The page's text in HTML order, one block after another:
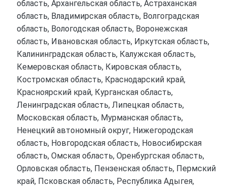
область, Архангельская область, Астраханская
область, Владимирская область, Волгоградская
область, Вологодская область, Воронежская
область, Ивановская область, Иркутская область,
Калининградская область, Калужская область,
Кемеровская область, Кировская область,
Костромская область, Краснодарский край,
Красноярский край, Курганская область,
Ленинградская область, Липецкая область,
Московская область, Мурманская область,
Ненецкий автономный округ, Нижегородская
область, Новгородская область, Новосибирская
область, Омская область, Оренбургская область,
Орловская область, Пензенская область, Пермский
край, Псковская область, Республика Адыгея,